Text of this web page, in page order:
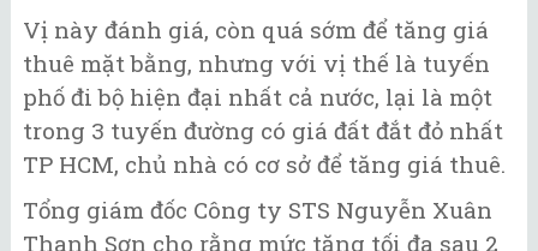
Vị này đánh giá, còn quá sớm để tăng giá
thuê mặt bằng, nhưng với vị thế là tuyến
phố đi bộ hiện đại nhất cả nước, lại là một
trong 3 tuyến đường có giá đất đắt đỏ nhất
TP HCM, chủ nhà có cơ sở để tăng giá thuê.
Tổng giám đốc Công ty STS Nguyễn Xuân
Thanh Sơn cho rằng mức tăng tối đa sau 2